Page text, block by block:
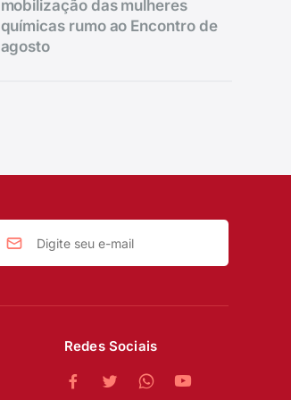
mobilização das mulheres
químicas rumo ao Encontro de
agosto
Redes Sociais